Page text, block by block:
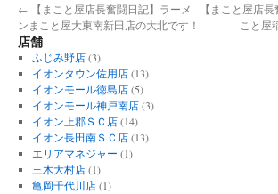
← 【まこと屋店長奮闘日記】ラーメ
ンまこと屋大東南新田店の大北です！
【まこと屋店
こと屋
店舗
ふじみ野店(3)
イオンタウン佐用店(13)
イオンモール徳島店(5)
イオンモール神戸南店(3)
イオン上郡ＳＣ店(14)
イオン長田南ＳＣ店(13)
エリアマネジャー (1)
三木大村店(1)
亀岡千代川店(1)